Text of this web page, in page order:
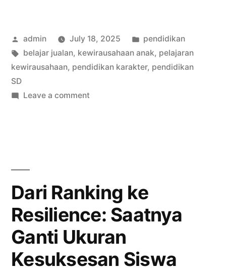
Sekolah
Harus
Cara
Posted
by
admin July 18, 2025
Posted
in
pendidikan
Tags:
belajar jualan, kewirausahaan anak, pelajaran
kewirausahaan, pendidikan karakter, pendidikan
SD
Leave a commenton
Cara
Jualan
Sejak
SD?
Dari Ranking ke
Resilience: Saatnya
Ganti Ukuran
Kesuksesan Siswa